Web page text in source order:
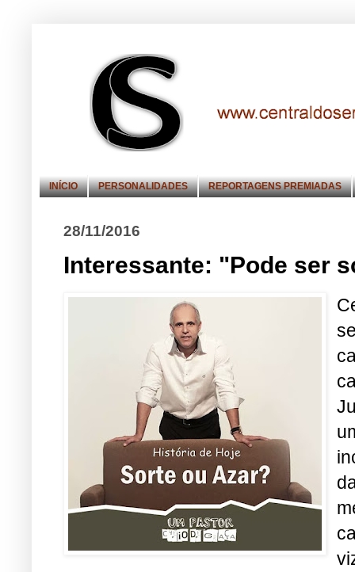
INÍCIO PERSONALIDADES REPORTAGENS PREMIADAS
28/11/2016
Interessante: "Pode ser